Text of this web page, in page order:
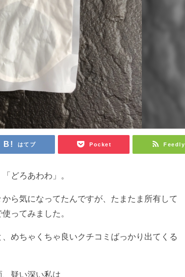
はてブ Pocket Feedly
どろあわわ」。
ら気になってたんですが、たまたま所有して
ってみました。
めちゃくちゃ良いクチコミばっかり出てくる
、疑い深い私は